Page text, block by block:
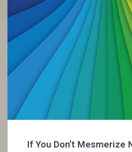
If You Don’t Mesmerize